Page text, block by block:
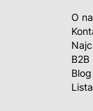
O
B2B
Blog